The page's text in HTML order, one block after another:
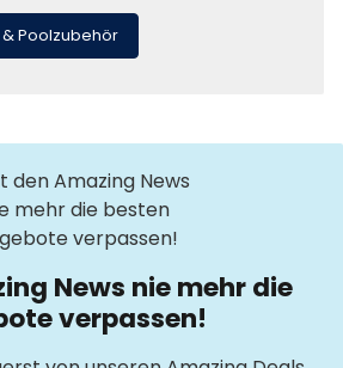
Poolzubehör
News nie mehr die
verpassen!